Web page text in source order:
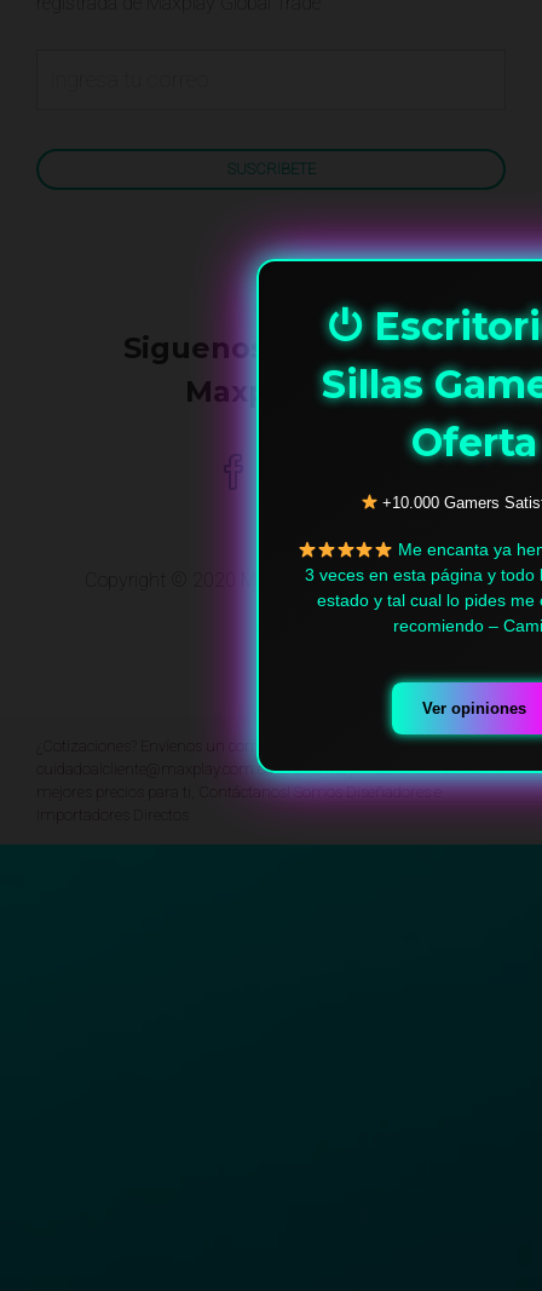
⏻
Sillas
Oferta
+10.000 Gamers
Me encanta ya
3 veces en esta página y todo
estado y tal cual lo pides me
recomiendo –
Ver opiniones
Siguenos en Redes
MaxplayGT
Copyright © 2020 Maxplay Global Trade SAS.
¿Cotizaciones? Envíenos un correo a:
cuidadoalcliente@maxplay.com.co Si Eres Mayorista tenemos los
mejores precios para ti, Contáctanos! Somos Diseñadores e
Importadores Directos